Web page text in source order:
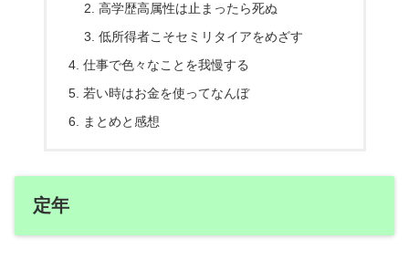
高学歴高属性は止まったら死ぬ
低所得者こそセミリタイアをめざす
仕事で色々なことを我慢する
若い時はお金を使ってなんぼ
まとめと感想
定年